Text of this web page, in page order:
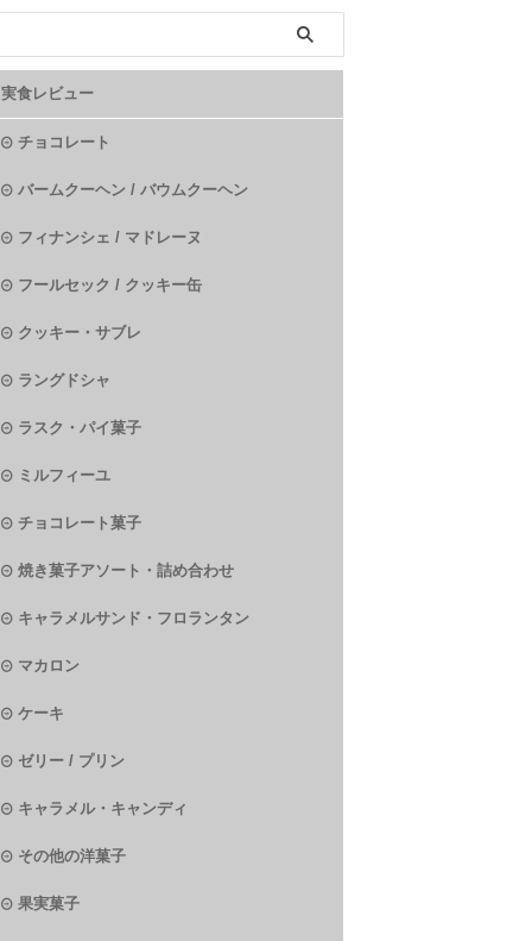
実食レビュー
チョコレート
バームクーヘン / バウムクーヘン
フィナンシェ / マドレーヌ
フールセック / クッキー缶
クッキー・サブレ
ラングドシャ
ラスク・パイ菓子
ミルフィーユ
チョコレート菓子
焼き菓子アソート・詰め合わせ
キャラメルサンド・フロランタン
マカロン
ケーキ
ゼリー / プリン
キャラメル・キャンディ
その他の洋菓子
果実菓子